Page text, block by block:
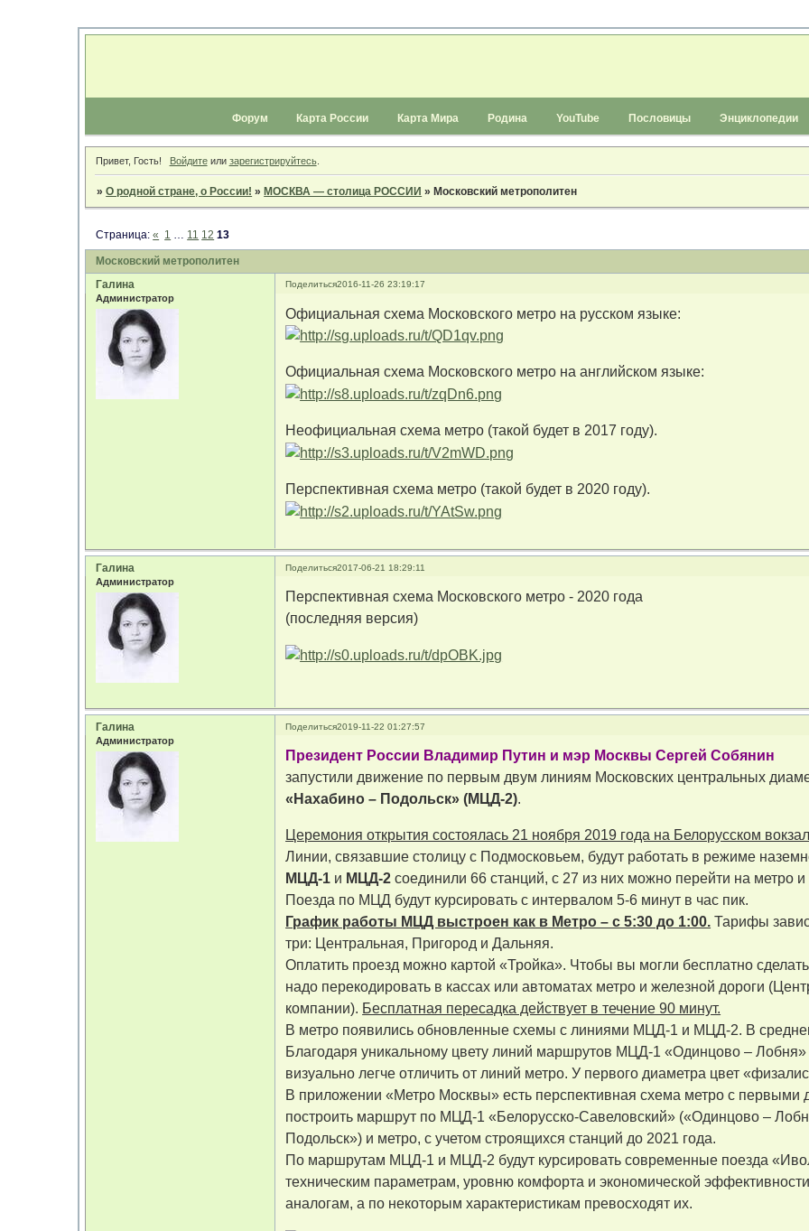
Форум Карта России Карта Мира Родина YouTube Пословицы Энциклопедии
Привет, Гость! Войдитеили зарегистрируйтесь.
»О родной стране, о России! »МОСКВА — столица РОССИИ »Московский метрополитен
Московский метрополитен
Страница:« 1 … 11 12 13
Поделиться2016-11-26 23:19:17
Галина
Администратор
Официальная схема Московского метро на русском языке:
Официальная схема Московского метро на английском языке:
Неофициальная схема метро (такой будет в 2017 году).
Перспективная схема метро (такой будет в 2020 году).
Поделиться2017-06-21 18:29:11
Галина
Администратор
Перспективная схема Московского метро - 2020 года
(последняя версия)
Поделиться2019-11-22 01:27:57
Галина
Администратор
Президент России Владимир Путин и мэр Москвы Сергей Собянин
запустили движение по первым двум линиям Московских центральных
«Нахабино – Подольск» (МЦД-2).
Церемония открытия состоялась 21 ноября 2019 года на Белорусском
Линии, связавшие столицу с Подмосковьем, будут работать в режиме
МЦД-1 и МЦД-2 соединили 66 станций, с 27 из них можно перейти на метро
Поезда по МЦД будут курсировать с интервалом 5-6 минут в час пик.
График работы МЦД выстроен как в Метро – с 5:30 до 1:00. Тарифы
три: Центральная, Пригород и Дальняя.
Оплатить проезд можно картой «Тройка». Чтобы вы могли бесплатно
надо перекодировать в кассах или автоматах метро и железной дороги
компании). Бесплатная пересадка действует в течение 90 минут.
В метро появились обновленные схемы с линиями МЦД-1 и МЦД-2. В
Благодаря уникальному цвету линий маршрутов МЦД-1 «Одинцово –
визуально легче отличить от линий метро. У первого диаметра цвет
В приложении «Метро Москвы» есть перспективная схема метро с первыми
построить маршрут по МЦД-1 «Белорусско-Савеловский» («Одинцово –
Подольск») и метро, с учетом строящихся станций до 2021 года.
По маршрутам МЦД-1 и МЦД-2 будут курсировать современные поезда
техническим параметрам, уровню комфорта и экономической
аналогам, а по некоторым характеристикам превосходят их.